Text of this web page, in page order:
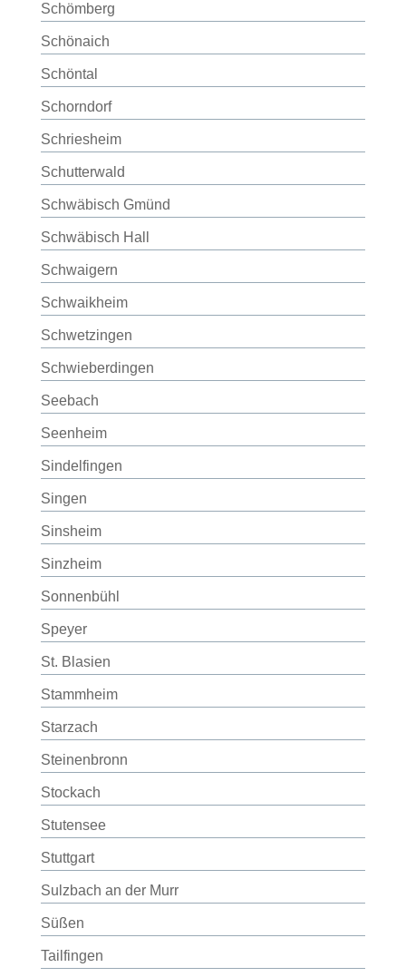
Schömberg
Schönaich
Schöntal
Schorndorf
Schriesheim
Schutterwald
Schwäbisch Gmünd
Schwäbisch Hall
Schwaigern
Schwaikheim
Schwetzingen
Schwieberdingen
Seebach
Seenheim
Sindelfingen
Singen
Sinsheim
Sinzheim
Sonnenbühl
Speyer
St. Blasien
Stammheim
Starzach
Steinenbronn
Stockach
Stutensee
Stuttgart
Sulzbach an der Murr
Süßen
Tailfingen